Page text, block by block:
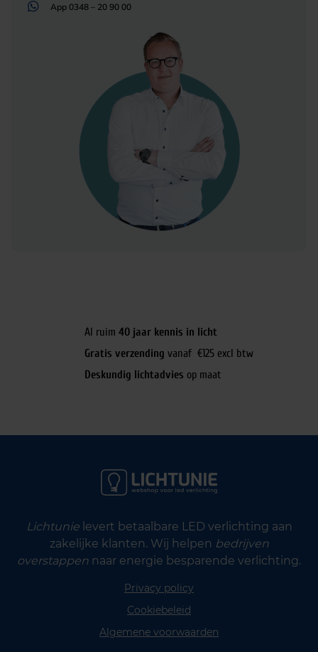
App 0348 – 20 90 00
Al ruim 40 jaar kennis in licht
Gratis verzending vanaf €125 excl btw
Deskundig lichtadvies op maat
Lichtunielevert betaalbare LED verlichting aan
zakelijke klanten. Wij helpen bedrijven
overstappen naar energie besparende verlichting.
Privacy policy
Cookiebeleid
Algemene voorwaarden